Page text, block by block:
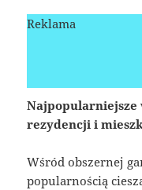
Reklama
rezydencji i
Wśród obszernej
popularnością